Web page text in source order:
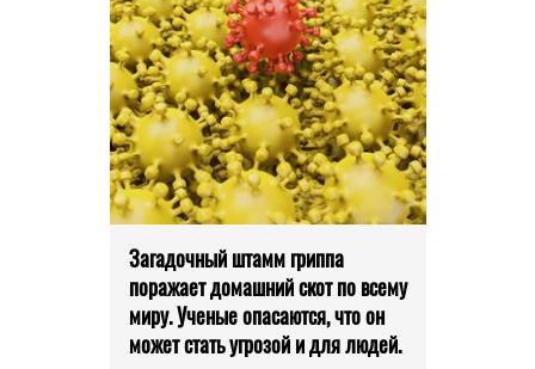
Загадочный штамм гриппа
поражает домашний скот по всему
миру. Ученые опасаются, что он
может стать угрозой и для людей.